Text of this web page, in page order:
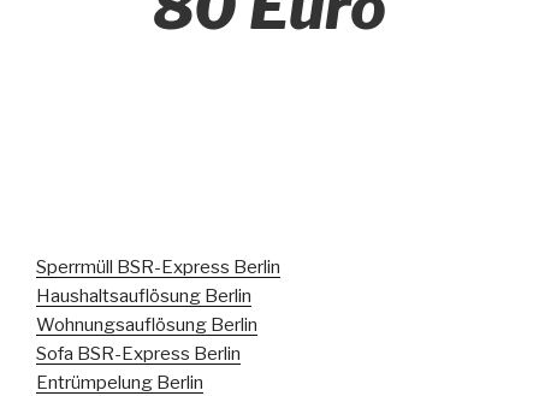
Sperrmüll BSR-Express Berlin
Haushaltsauflösung Berlin
Wohnungsauflösung Berlin
Sofa BSR-Express Berlin
Entrümpelung Berlin